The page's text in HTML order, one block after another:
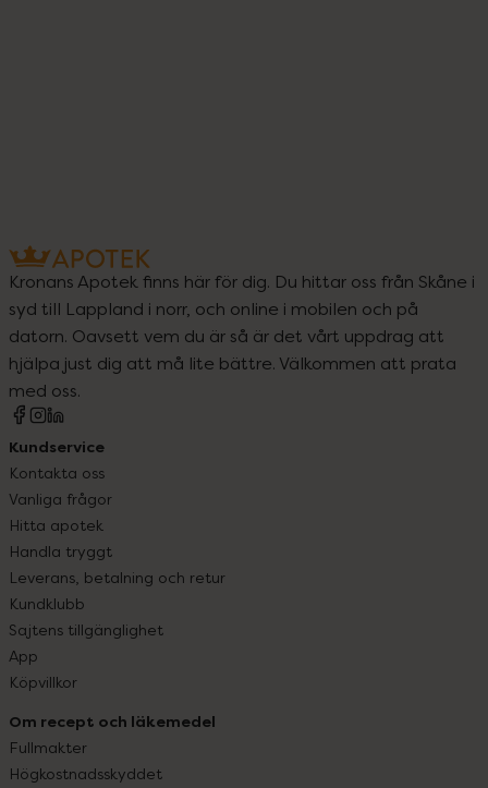
Kronans Apotek finns här för dig. Du hittar oss från Skåne i
syd till Lappland i norr, och online i mobilen och på
datorn. Oavsett vem du är så är det vårt uppdrag att
hjälpa just dig att må lite bättre. Välkommen att prata
med oss.
Kundservice
Kontakta oss
Vanliga frågor
Hitta apotek
Handla tryggt
Leverans, betalning och retur
Kundklubb
Sajtens tillgänglighet
App
Köpvillkor
Om recept och läkemedel
Fullmakter
Högkostnadsskyddet